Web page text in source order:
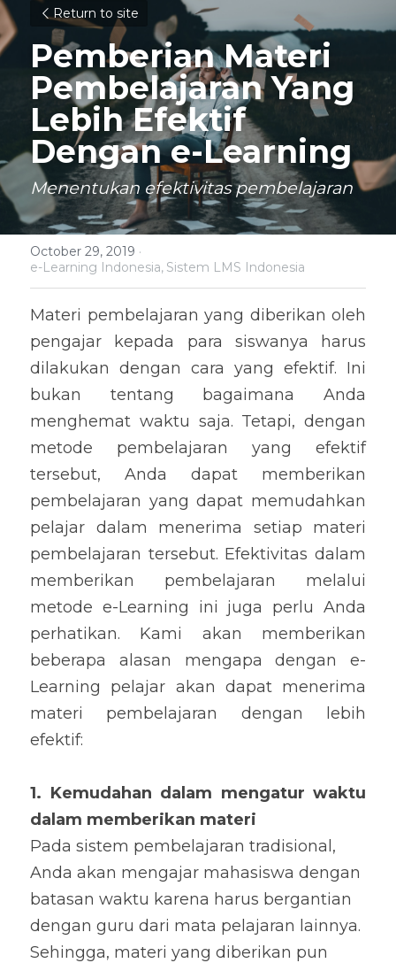
Return to site
Pemberian Materi
Pembelajaran Yang
Lebih Efektif
Dengan e-Learning
Menentukan efektivitas pembelajaran
October 29, 2019 ·
e-Learning Indonesia, Sistem LMS Indonesia
Materi pembelajaran yang diberikan oleh
pengajar kepada para siswanya harus
dilakukan dengan cara yang efektif. Ini
bukan tentang bagaimana Anda
menghemat waktu saja. Tetapi, dengan
metode pembelajaran yang efektif
tersebut, Anda dapat memberikan
pembelajaran yang dapat memudahkan
pelajar dalam menerima setiap materi
pembelajaran tersebut. Efektivitas dalam
memberikan pembelajaran melalui
metode e-Learning ini juga perlu Anda
perhatikan. Kami akan memberikan
beberapa alasan mengapa dengan e-
Learning pelajar akan dapat menerima
materi pembelajaran dengan lebih
efektif:
1. Kemudahan dalam mengatur waktu
dalam memberikan materi
Pada sistem pembelajaran tradisional,
Anda akan mengajar mahasiswa dengan
batasan waktu karena harus bergantian
dengan guru dari mata pelajaran lainnya.
Sehingga, materi yang diberikan pun